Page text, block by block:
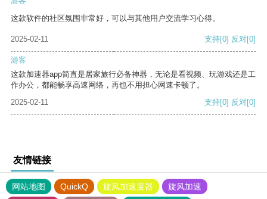
这款软件的社区氛围非常好，可以与其他用户交流学习心得。
2025-02-11 支持[0] 反对[0]
游客
这款加速器app简直是居家旅行必备神器，无论是看视频、玩游戏还是工
作办公，都能畅享高速网络，再也不用担心网速卡顿了。
2025-02-11
支持[0] 反对[0]
友情链接
网站地图 QuickQ 旋风加速度器
旋风加速